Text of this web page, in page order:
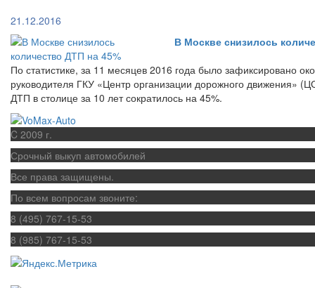
21.12.2016
В Москве снизилось
По статистике, за 11 месяцев 2016 года было зафиксировано
руководителя ГКУ «Центр организации дорожного движения»
ДТП в столице за 10 лет сократилось на 45%.
C 2009 г.
Срочный выкуп автомобилей
Все права защищены.
По всем вопросам звоните:
8 (495) 767-15-53
8 (985) 767-15-53